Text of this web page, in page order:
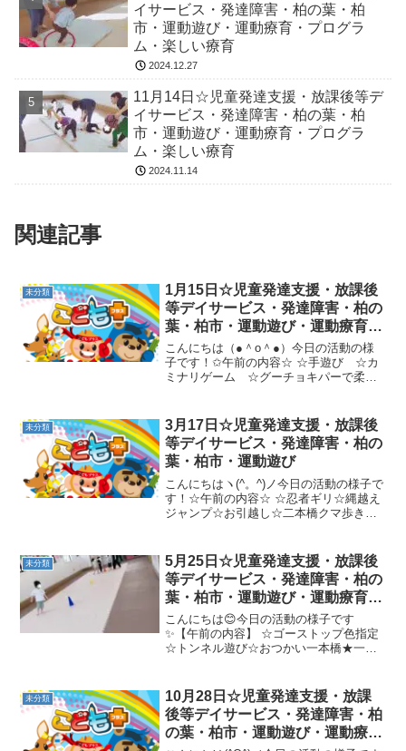
イサービス・発達障害・柏の葉・柏
市・運動遊び・運動療育・プログラ
ム・楽しい療育
2024.12.27
11月14日☆児童発達支援・放課後等デ
イサービス・発達障害・柏の葉・柏
市・運動遊び・運動療育・プログラ
ム・楽しい療育
2024.11.14
関連記事
未分類
1月15日☆児童発達支援・放課後
等デイサービス・発達障害・柏の
葉・柏市・運動遊び・運動療育・
プログラム・楽しい療育
こんにちは（●＾o＾●）今日の活動の様
子です！✩午前の内容☆ ☆手遊び ☆カ
ミナリゲーム ☆グーチョキパーで柔軟
→トンネルくぐり→ジグザグフープジャ
ンプ→島渡り→トラン...
未分類
3月17日☆児童発達支援・放課後
等デイサービス・発達障害・柏の
葉・柏市・運動遊び
こんにちはヽ(^。^)ノ今日の活動の様子で
す！☆午前の内容☆ ☆忍者ギリ☆縄越え
ジャンプ☆お引越し☆二本橋クマ歩き→
箱３段★午後の内容★ ★ゴーストップ★
グーパージャン...
未分類
5月25日☆児童発達支援・放課後
等デイサービス・発達障害・柏の
葉・柏市・運動遊び・運動療育・
プログラム・楽しい療育
こんにちは😊今日の活動の様子です
✨【午前の内容】 ☆ゴーストップ色指定
☆トンネル遊び☆おつかい一本橋★一本
ット→風船タッチ☆ジャンケングリコ☆
だるまさんが転んだ(動物...
未分類
10月28日☆児童発達支援・放課
後等デイサービス・発達障害・柏
の葉・柏市・運動遊び・運動療